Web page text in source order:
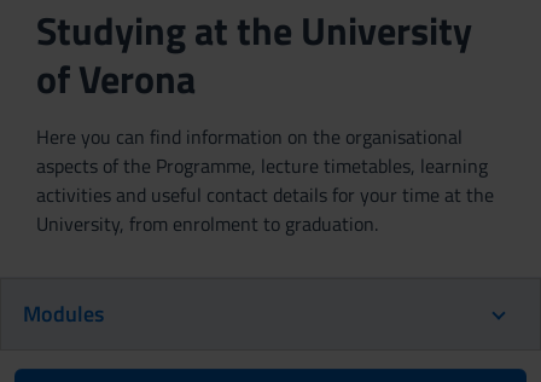
Studying at the University
of Verona
Here you can find information on the organisational
aspects of the Programme, lecture timetables, learning
activities and useful contact details for your time at the
University, from enrolment to graduation.
Modules